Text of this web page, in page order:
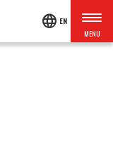
language EN